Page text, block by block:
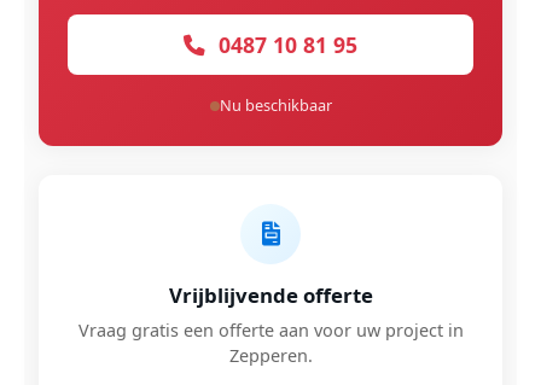
0487 10 81 95
Nu beschikbaar
Vrijblijvende offerte
Vraag gratis een offerte aan voor uw project in
Zepperen.